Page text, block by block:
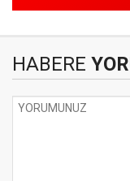
HABERE